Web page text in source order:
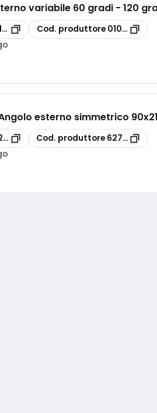
variabile 60 gradi - 120
copia
Cod. produttore 010622
esterno simmetrico
copia
Cod. produttore 6278510